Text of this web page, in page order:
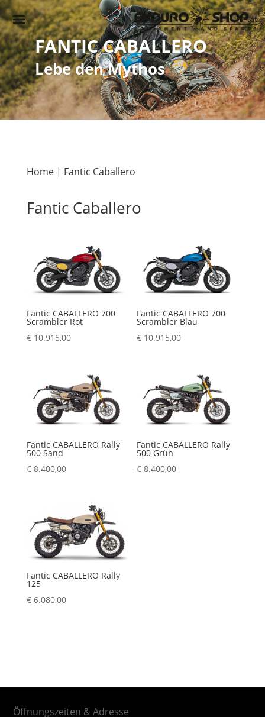
FANTICCABALLERO
Lebe den Mythos
Home| Fantic Caballero
Fantic Caballero
Fantic CABALLERO 700
Scrambler Rot
€10.915,00
Fantic CABALLERO 700
Scrambler Blau
€ 10.915,00
Fantic CABALLERO Rally
500 Sand
€8.400,00
Fantic CABALLERO Rally
500 Grün
€ 8.400,00
Fantic CABALLERO Rally
125
€6.080,00
Öffnungszeiten & Adresse